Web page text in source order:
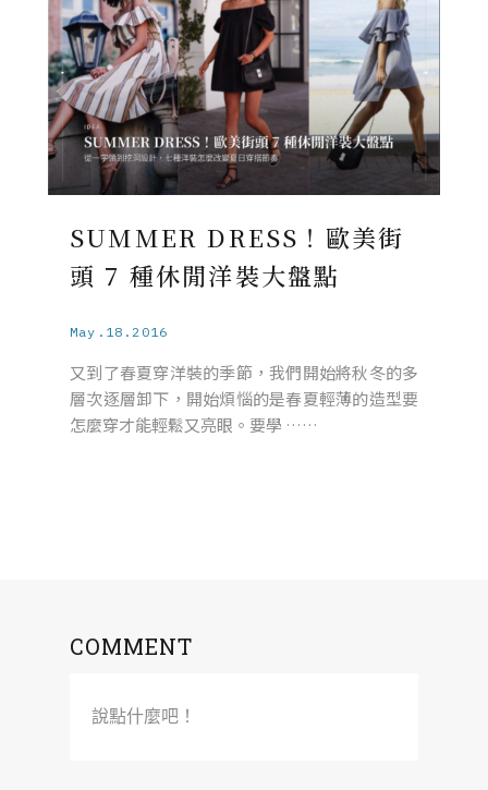
SUMMER DRESS！歐美街
頭 7 種休閒洋裝大盤點
May.18.2016
又到了春夏穿洋裝的季節，我們開始將秋冬的多
層次逐層卸下，開始煩惱的是春夏輕薄的造型要
怎麼穿才能輕鬆又亮眼。要學 ……
COMMENT
說點什麼吧！